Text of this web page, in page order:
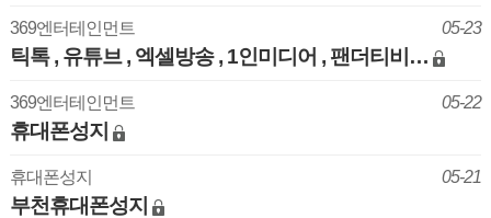
369엔터테인먼트 05-23
틱톡 , 유튜브 , 엑셀방송 , 1인미디어 , 팬더티비…
369엔터테인먼트 05-22
휴대폰성지
휴대폰성지 05-21
부천휴대폰성지